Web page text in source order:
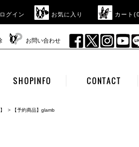
ログイン お気に入り カート(
お問い合わせ
SHOPINFO CONTACT
> 【予約商品】glamb